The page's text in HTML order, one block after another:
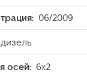
06/2009
дизель
осей: 6x2